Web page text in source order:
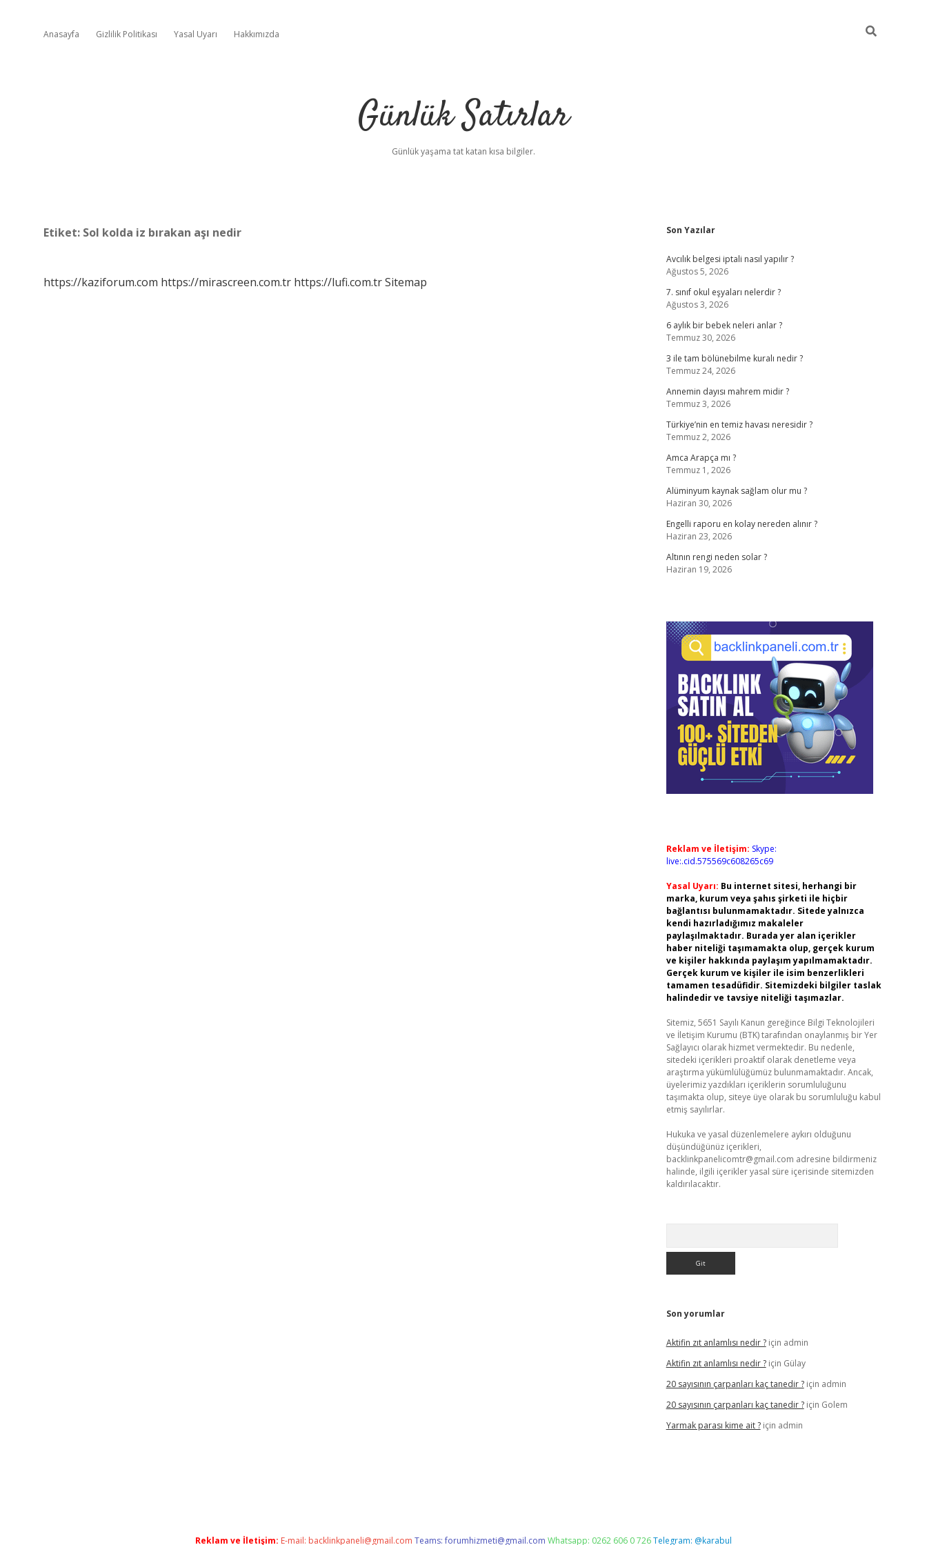
Anasayfa Gizlilik Politikası Yasal Uyarı Hakkımızda
Günlük Satırlar
Günlük yaşama tat katan kısa bilgiler.
Etiket: Sol kolda iz bırakan aşı nedir
https://kaziforum.com https://mirascreen.com.tr https://lufi.com.trSitemap
Sidebar
Son Yazılar
Avcılık belgesi iptali nasıl yapılır ?
Ağustos 5, 2026
7. sınıf okul eşyaları nelerdir ?
Ağustos 3, 2026
6 aylık bir bebek neleri anlar ?
Temmuz 30, 2026
3 ile tam bölünebilme kuralı nedir ?
Temmuz 24, 2026
Annemin dayısı mahrem midir ?
Temmuz 3, 2026
Türkiye’nin en temiz havası neresidir ?
Temmuz 2, 2026
Amca Arapça mı ?
Temmuz 1, 2026
Alüminyum kaynak sağlam olur mu ?
Haziran 30, 2026
Engelli raporu en kolay nereden alınır ?
Haziran 23, 2026
Altının rengi neden solar ?
Haziran 19, 2026
Reklam ve İletişim: Skype:
live:.cid.575569c608265c69
Yasal Uyarı: Bu internet sitesi, herhangi bir
marka, kurum veya şahıs şirketi ile hiçbir
bağlantısı bulunmamaktadır. Sitede yalnızca
kendi hazırladığımız makaleler
paylaşılmaktadır. Burada yer alan içerikler
haber niteliği taşımamakta olup, gerçek kurum
ve kişiler hakkında paylaşım yapılmamaktadır.
Gerçek kurum ve kişiler ile isim benzerlikleri
tamamen tesadüfidir. Sitemizdeki bilgiler taslak
halindedir ve tavsiye niteliği taşımazlar.
Sitemiz, 5651 Sayılı Kanun gereğince Bilgi Teknolojileri
ve İletişim Kurumu (BTK) tarafından onaylanmış bir Yer
Sağlayıcı olarak hizmet vermektedir. Bu nedenle,
sitedeki içerikleri proaktif olarak denetleme veya
araştırma yükümlülüğümüz bulunmamaktadır. Ancak,
üyelerimiz yazdıkları içeriklerin sorumluluğunu
taşımakta olup, siteye üye olarak bu sorumluluğu kabul
etmiş sayılırlar.
Hukuka ve yasal düzenlemelere aykırı olduğunu
düşündüğünüz içerikleri,
backlinkpanelicomtr@gmail.com adresine bildirmeniz
halinde, ilgili içerikler yasal süre içerisinde sitemizden
kaldırılacaktır.
Son yorumlar
Aktifin zıt anlamlısı nedir ?için admin
Aktifin zıt anlamlısı nedir ?için Gülay
20 sayısının çarpanları kaç tanedir ?için admin
20 sayısının çarpanları kaç tanedir ?için Golem
Yarmak parası kime ait ?için admin
Reklam ve İletişim: E-mail: backlinkpaneli@gmail.com Teams:forumhizmeti@gmail.com Whatsapp: 0262 606 0 726Telegram: @karabul